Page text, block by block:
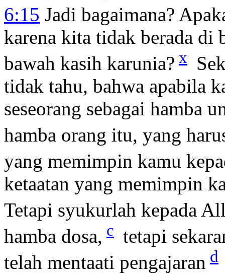
6:15 Jadi bagaimana?
karena kita tidak berada di
bawah kasih karunia? x
tidak tahu, bahwa apabila
seseorang sebagai hamba
hamba orang itu, yang
yang memimpin kamu
ketaatan yang memimpin
Tetapi syukurlah kepada
hamba dosa, c tetapi
telah mentaati pengajaran d